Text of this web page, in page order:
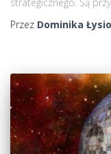
Przez Dominika Łysio